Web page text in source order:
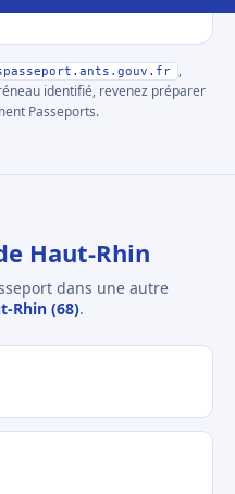
,
identifié, revenez préparer
Passeports.
Haut-Rhin
dans une autre
Rhin (68).